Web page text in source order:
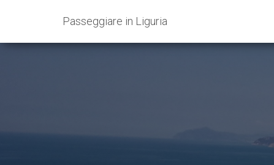
Passeggiare in Liguria